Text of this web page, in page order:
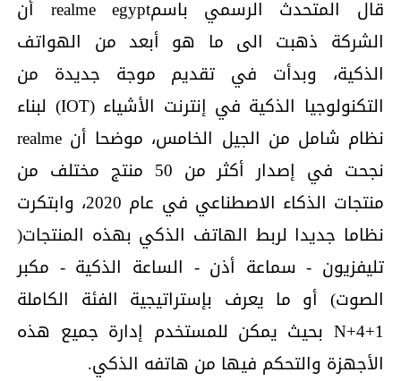
قال المتحدث الرسمي باسمrealme egypt أن
الشركة ذهبت الى ما هو أبعد من الهواتف
الذكية، وبدأت في تقديم موجة جديدة من
التكنولوجيا الذكية في إنترنت الأشياء (IOT) لبناء
نظام شامل من الجيل الخامس، موضحا أن realme
نجحت في إصدار أكثر من 50 منتج مختلف من
منتجات الذكاء الاصطناعي في عام 2020، وابتكرت
نظاما جديدا لربط الهاتف الذكي بهذه المنتجات(
تليفزيون - سماعة أذن - الساعة الذكية - مكبر
الصوت) أو ما يعرف بإستراتيجية الفئة الكاملة
1+4+N بحيث يمكن للمستخدم إدارة جميع هذه
الأجهزة والتحكم فيها من هاتفه الذكي.